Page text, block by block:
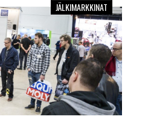
JÄLKIMARKKINAT